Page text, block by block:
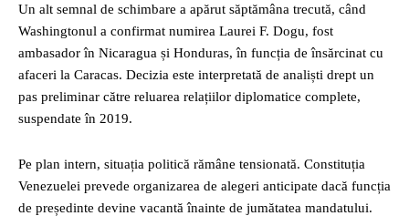
Un alt semnal de schimbare a apărut săptămâna trecută, când
Washingtonul a confirmat numirea Laurei F. Dogu, fost
ambasador în Nicaragua și Honduras, în funcția de însărcinat cu
afaceri la Caracas. Decizia este interpretată de analiști drept un
pas preliminar către reluarea relațiilor diplomatice complete,
suspendate în 2019.
Pe plan intern, situația politică rămâne tensionată. Constituția
Venezuelei prevede organizarea de alegeri anticipate dacă funcția
de președinte devine vacantă înainte de jumătatea mandatului.